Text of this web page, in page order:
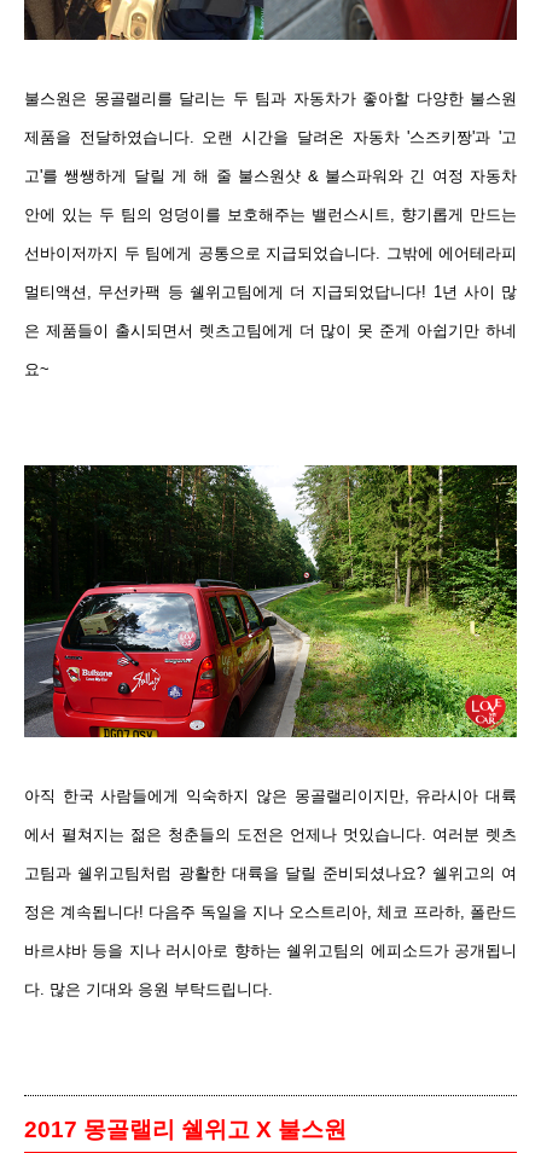
불스원은 몽골랠리를 달리는 두 팀과 자동차가 좋아할 다양한 불스원
제품을 전달하였습니다. 오랜 시간을 달려온 자동차 '스즈키짱'과 '고
고'를 쌩쌩하게 달릴 게 해 줄 불스원샷 & 불스파워와 긴 여정 자동차
안에 있는 두 팀의 엉덩이를 보호해주는 밸런스시트, 향기롭게 만드는
선바이저까지 두 팀에게 공통으로 지급되었습니다. 그밖에 에어테라피
멀티액션, 무선카팩 등 쉘위고팀에게 더 지급되었답니다! 1년 사이 많
은 제품들이 출시되면서 렛츠고팀에게 더 많이 못 준게 아쉽기만 하네
요~
아직 한국 사람들에게 익숙하지 않은 몽골랠리이지만, 유라시아 대륙
에서 펼쳐지는 젊은 청춘들의 도전은 언제나 멋있습니다. 여러분 렛츠
고팀과 쉘위고팀처럼 광활한 대륙을 달릴 준비되셨나요? 쉘위고의 여
정은 계속됩니다! 다음주 독일을 지나 오스트리아, 체코 프라하, 폴란드
바르샤바 등을 지나 러시아로 향하는 쉘위고팀의 에피소드가 공개됩니
다. 많은 기대와 응원 부탁드립니다.
2017 몽골랠리 쉘위고 X 불스원